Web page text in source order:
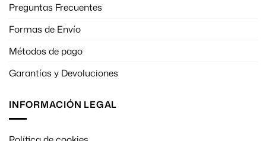
Preguntas Frecuentes
Formas de Envío
Métodos de pago
Garantías y Devoluciones
INFORMACIÓN LEGAL